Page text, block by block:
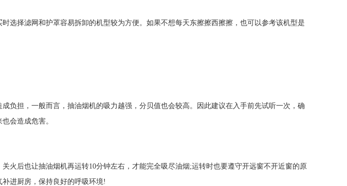
选择滤网和护罩容易拆卸的机型较为方便。如果不想每天东擦擦西擦擦，也可以参考该机型是
负担，一般而言，抽油烟机的吸力越强，分贝值也会较高。因此建议在入手前先试听一次，确
会造成危害。
火后也让抽油烟机再运转10分钟左右，才能完全吸尽油烟;运转时也要遵守开远窗不开近窗的原
进厨房，保持良好的呼吸环境!